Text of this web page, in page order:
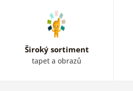
Široký sortiment
tapet a obrazů